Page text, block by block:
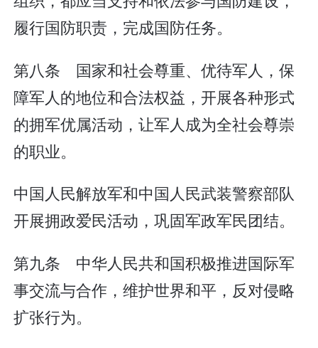
履行国防职责，完成国防任务。
第八条 国家和社会尊重、优待军人，保
障军人的地位和合法权益，开展各种形式
的拥军优属活动，让军人成为全社会尊崇
的职业。
中国人民解放军和中国人民武装警察部队
开展拥政爱民活动，巩固军政军民团结。
第九条 中华人民共和国积极推进国际军
事交流与合作，维护世界和平，反对侵略
扩张行为。